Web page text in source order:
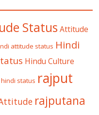
Status Attitude
attitude status Hindi
Hindu Culture
status rajput
rajputana